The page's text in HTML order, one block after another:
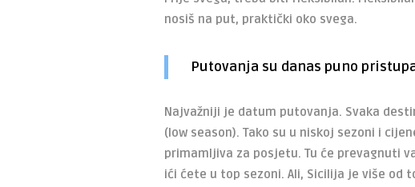
nosiš na put, praktički oko svega.
Putovanja su danas puno
Najvažniji je datum putovanja. Svaka
(low season). Tako su u niskoj sezoni i
primamljiva za posjetu. Tu će prevagnuti
ići ćete u top sezoni. Ali, Sicilija je više od